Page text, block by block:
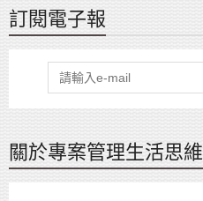
訂閱電子報
關於專案管理生活思維